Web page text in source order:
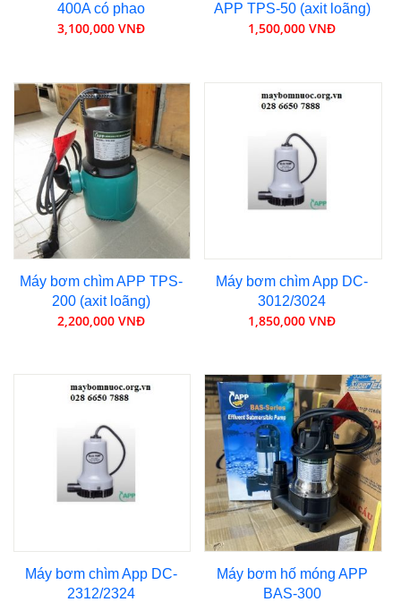
400A có phao
3,100,000 VNĐ
APP TPS-50 (axit loãng)
1,500,000 VNĐ
Máy bơm chìm APP TPS-
200 (axit loãng)
2,200,000 VNĐ
Máy bơm chìm App DC-
3012/3024
1,850,000 VNĐ
Máy bơm chìm App DC-
2312/2324
Máy bơm hố móng APP
BAS-300